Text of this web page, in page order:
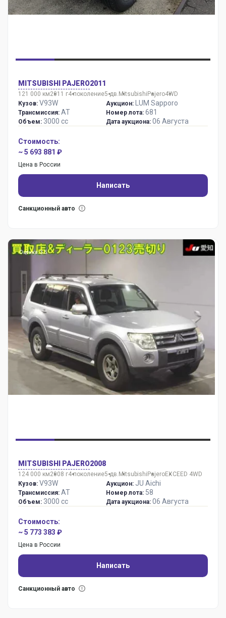
MITSUBISHI PAJERO2011
121 000 км2011 г4 поколение5 дв. Mitsubishi Pajero4WD
Кузов: V93W
Трансмиссия: AT
Объем: 3000 сс
Аукцион: LUM Sapporo
Номер лота: 681
Дата аукциона: 06 Августа
Стоимость:
~ 5 693 881 ₽
Цена в России
Написать
Санкционный авто
Оценка: 3.5
MITSUBISHI PAJERO2008
124 000 км2008 г4 поколение5 дв. Mitsubishi PajeroEXCEED 4WD
Кузов: V93W
Трансмиссия: AT
Объем: 3000 сс
Аукцион: JU Aichi
Номер лота: 58
Дата аукциона: 06 Августа
Стоимость:
~ 5 773 383 ₽
Цена в России
Написать
Санкционный авто